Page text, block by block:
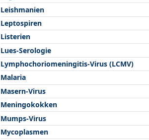
Leishmanien
Leptospiren
Listerien
Lues-Serologie
Lymphochoriomeningitis-Virus (LCMV)
Malaria
Masern-Virus
Meningokokken
Mumps-Virus
Mycoplasmen